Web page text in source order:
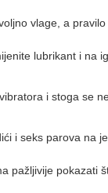
vlage, a
lubrikant i na
i stoga se
i seks parova na
pažljivije pokazati